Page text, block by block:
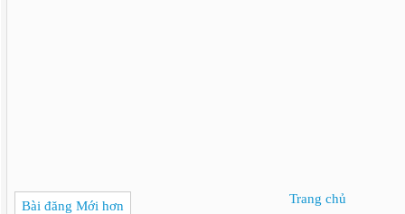
Bài đăng Mới hơn Trang chủ